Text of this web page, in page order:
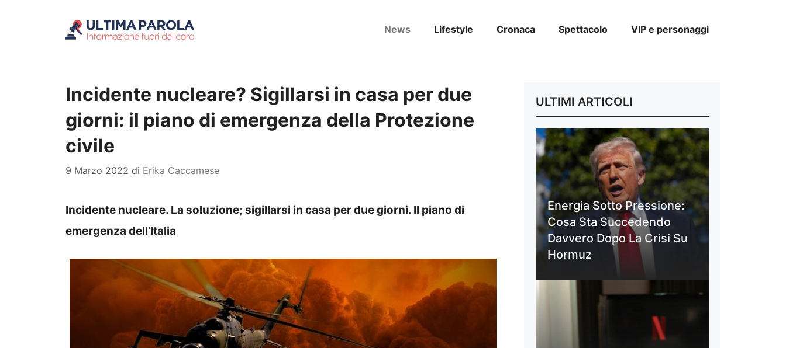
News Lifestyle Cronaca Spettacolo VIP e personaggi
Incidente nucleare? Sigillarsi in casa per due
giorni: il piano di emergenza della Protezione
civile
9 Marzo 2022 di Erika Caccamese
Incidente nucleare. La soluzione; sigillarsi in casa per due giorni. Il piano di
emergenza dell’Italia
ULTIMI ARTICOLI
Energia Sotto Pressione:
Cosa Sta Succedendo
Davvero Dopo La Crisi Su
Hormuz